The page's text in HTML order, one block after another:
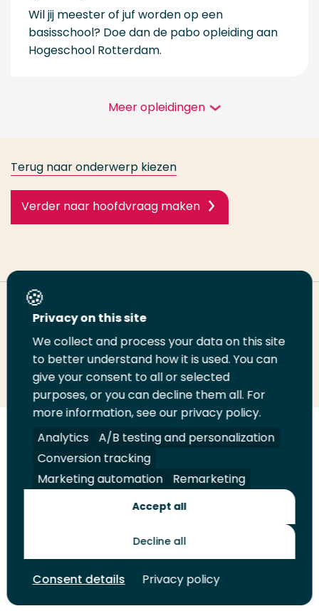
Wil jij meester of juf worden op een
basisschool? Doe dan de pabo opleiding aan
Hogeschool Rotterdam.
Meer opleidingen
Terug naar onderwerp kiezen
Verder naar hoofdvraag maken
Deel deze pagina
Deel
LinkedIn
Deel
op
Twitter
Deel
op
Facebook
Email
deze
pagina
Print
deze
pagina
Volg
ons
op
LinkedIn
Volg
ons
op
Facebook
Volg
ons
op
YouTube
Volg
ons
op
Instagram
Juridisch Security A-Z Index
Contact
Toekomstmakers
Privacy on this site
We collect and process your data on this site
to better understand how it is used. You can
give your consent to all or selected
purposes, or you can decline them all. For
more information, see our privacy policy.
Analytics
A/B testing and personalization
Conversion tracking
Marketing automation
Remarketing
Accept all
Decline all
Consent details Privacy policy